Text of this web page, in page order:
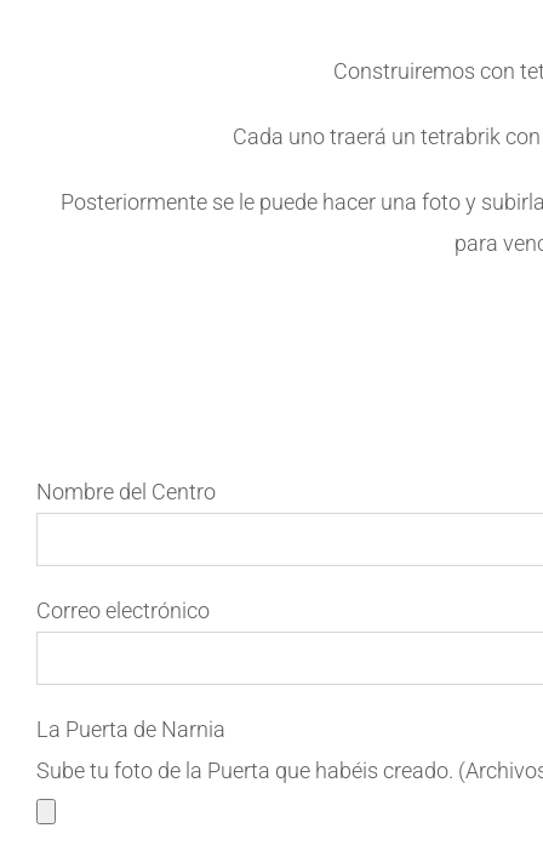
Construiremos con
Cada uno traerá un tetrabrik
Posteriormente se le puede hacer una foto y
para
Nombre del Centro
Correo electrónico
La Puerta de Narnia
Sube tu foto de la Puerta que habéis creado.